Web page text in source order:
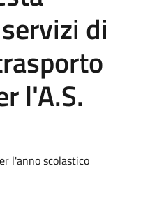
di
l'A.S.
l'anno scolastico